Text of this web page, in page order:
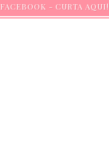
FACEBOOK - CURTA AQUI!